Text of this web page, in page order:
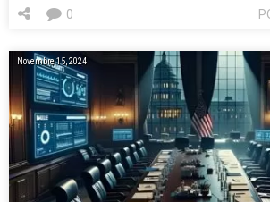
0
Novembre 15, 2024